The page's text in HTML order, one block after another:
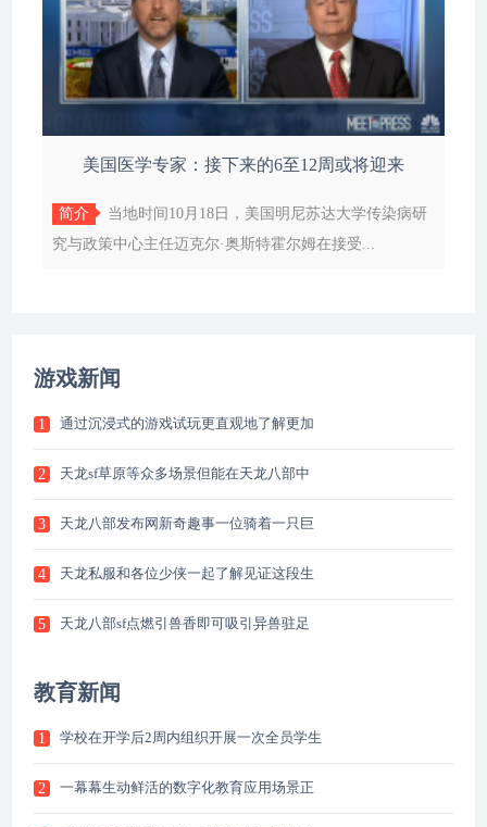
美国医学专家：接下来的6至12周或将迎来
简介
当地时间10月18日，美国明尼苏达大学传染病研
究与政策中心主任迈克尔·奥斯特霍尔姆在接受...
游戏新闻
1 通过沉浸式的游戏试玩更直观地了解更加
2 天龙sf草原等众多场景但能在天龙八部中
3 天龙八部发布网新奇趣事一位骑着一只巨
4 天龙私服和各位少侠一起了解见证这段生
5 天龙八部sf点燃引兽香即可吸引异兽驻足
教育新闻
1 学校在开学后2周内组织开展一次全员学生
2 一幕幕生动鲜活的数字化教育应用场景正